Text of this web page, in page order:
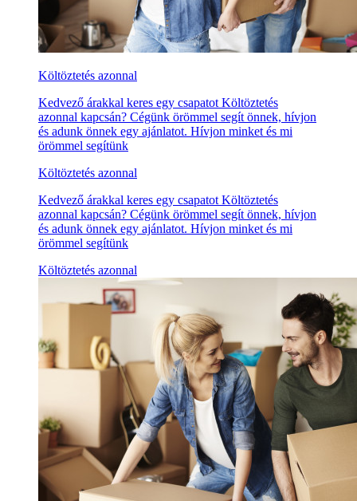
Költöztetés azonnal
Kedvező árakkal keres egy csapatot Költöztetés
azonnal kapcsán? Cégünk örömmel segít önnek, hívjon
és adunk önnek egy ajánlatot. Hívjon minket és mi
örömmel segítünk
Költöztetés azonnal
Kedvező árakkal keres egy csapatot Költöztetés
azonnal kapcsán? Cégünk örömmel segít önnek, hívjon
és adunk önnek egy ajánlatot. Hívjon minket és mi
örömmel segítünk
Költöztetés azonnal